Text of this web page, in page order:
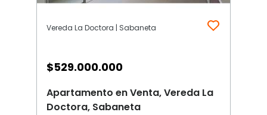
Vereda La Doctora | Sabaneta
$529.000.000
Apartamento en Venta, Vereda La
Doctora, Sabaneta